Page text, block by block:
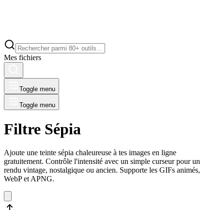
Mes fichiers
Toggle menu
Toggle menu
Filtre Sépia
Ajoute une teinte sépia chaleureuse à tes images en ligne
gratuitement. Contrôle l'intensité avec un simple curseur pour un
rendu vintage, nostalgique ou ancien. Supporte les GIFs animés,
WebP et APNG.